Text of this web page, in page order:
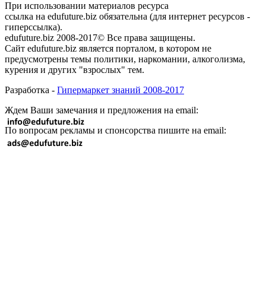
При использовании материалов ресурса
ссылка на edufuture.biz обязательна (для интернет ресурсов -
гиперссылка).
edufuture.biz 2008-2017© Все права защищены.
Сайт edufuture.biz является порталом, в котором не
предусмотрены темы политики, наркомании, алкоголизма,
курения и других "взрослых" тем.
Разработка - Гипермаркет знаний 2008-2017
Ждем Ваши замечания и предложения на email:
По вопросам рекламы и спонсорства пишите на email: